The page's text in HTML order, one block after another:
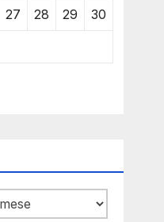
27 28 29 30